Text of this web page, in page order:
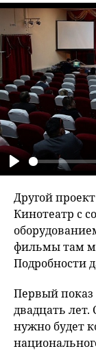
Play
Другой
Кинотеатр с
фильмы там
Подробности
Первый показ
двадцать лет.
нужно будет